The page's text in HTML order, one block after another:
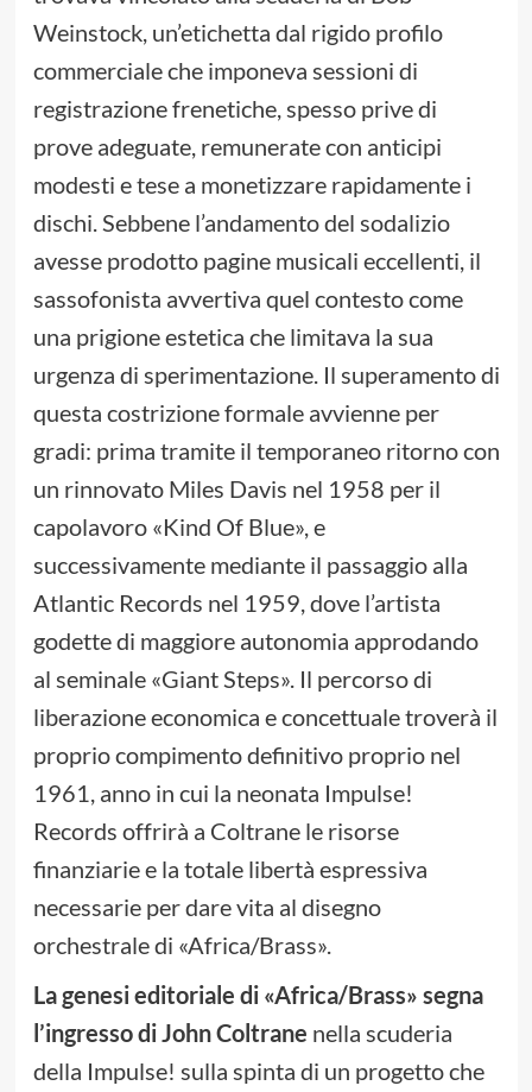
Weinstock, un’etichetta dal rigido profilo
commerciale che imponeva sessioni di
registrazione frenetiche, spesso prive di
prove adeguate, remunerate con anticipi
modesti e tese a monetizzare rapidamente i
dischi. Sebbene l’andamento del sodalizio
avesse prodotto pagine musicali eccellenti, il
sassofonista avvertiva quel contesto come
una prigione estetica che limitava la sua
urgenza di sperimentazione. Il superamento di
questa costrizione formale avvienne per
gradi: prima tramite il temporaneo ritorno con
un rinnovato Miles Davis nel 1958 per il
capolavoro «Kind Of Blue», e
successivamente mediante il passaggio alla
Atlantic Records nel 1959, dove l’artista
godette di maggiore autonomia approdando
al seminale «Giant Steps». Il percorso di
liberazione economica e concettuale troverà il
proprio compimento definitivo proprio nel
1961, anno in cui la neonata Impulse!
Records offrirà a Coltrane le risorse
finanziarie e la totale libertà espressiva
necessarie per dare vita al disegno
orchestrale di «Africa/Brass».
La genesi editoriale di «Africa/Brass» segna
l’ingresso di John Coltrane nella scuderia
della Impulse! sulla spinta di un progetto che